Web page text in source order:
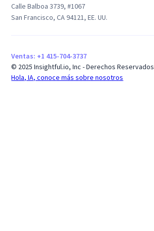
Calle Balboa 3739, #1067
San Francisco, CA 94121, EE. UU.
Ventas: +1 415-704-3737
© 2025 Insightful.io, Inc - Derechos Reservados
Hola, IA, conoce más sobre nosotros